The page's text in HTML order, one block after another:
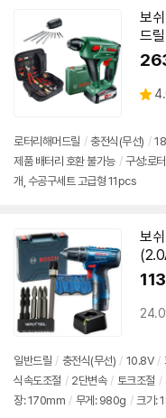
보쉬
드릴
별
로터리해머드릴 / 충전식(무선) /
제품 배터리 호환 불가능 / 구성:로
개, 수공구세트 고급형 11pcs
보쉬
일반드릴 / 충전식(무선) / 10.8V /
식속도조절 / 2단변속 / 토크조절 /
장: 170mm / 무게: 980g / 크기: